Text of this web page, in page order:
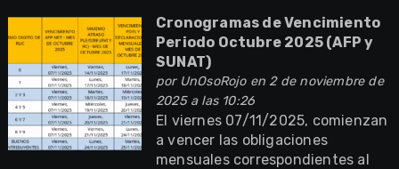
Cronogramas de Vencimiento
Periodo Octubre 2025 (AFP y
SUNAT)
por UnOsoRojoen 2 de noviembre de
2025 a las 10:26
El viernes 07/11/2025, comienzan
a vencer las obligaciones
mensuales correspondientes al